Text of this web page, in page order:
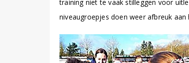
training niet te vaak stilleggen voor
niveaugroepjes doen weer afbreuk aan